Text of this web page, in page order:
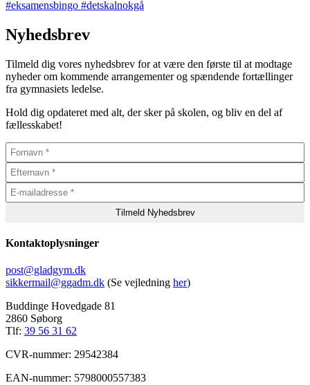
Nyhedsbrev
Tilmeld dig vores nyhedsbrev for at være den første til at modtage
nyheder om kommende arrangementer og spændende fortællinger
fra gymnasiets ledelse.
Hold dig opdateret med alt, der sker på skolen, og bliv en del af
fællesskabet!
Kontaktoplysninger
post@gladgym.dk
sikkermail@ggadm.dk (Se vejledning her)
Buddinge Hovedgade 81
2860 Søborg
Tlf: 39 56 31 62
CVR-nummer: 29542384
EAN-nummer: 5798000557383